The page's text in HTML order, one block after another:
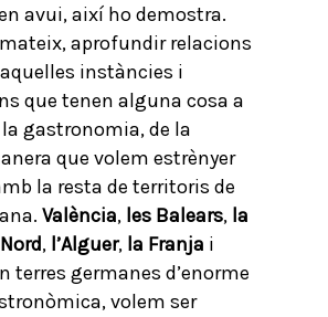
avui, així ho demostra.
aprofundir relacions
instàncies i
que tenen alguna cosa a
gastronomia, de la
que volem estrènyer
la resta de territoris de
València, les Balears, la
, l’Alguer, la Franja i
terres germanes d’enorme
volem ser